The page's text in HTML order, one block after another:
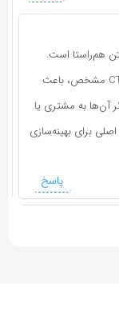
هم‌راستا است.
تولید محتوای تعاملی کوتاه، همراه با CTA مشخص، باعث
آن‌ها به مشتری یا
برای بهینه‌سازی
پاسخ